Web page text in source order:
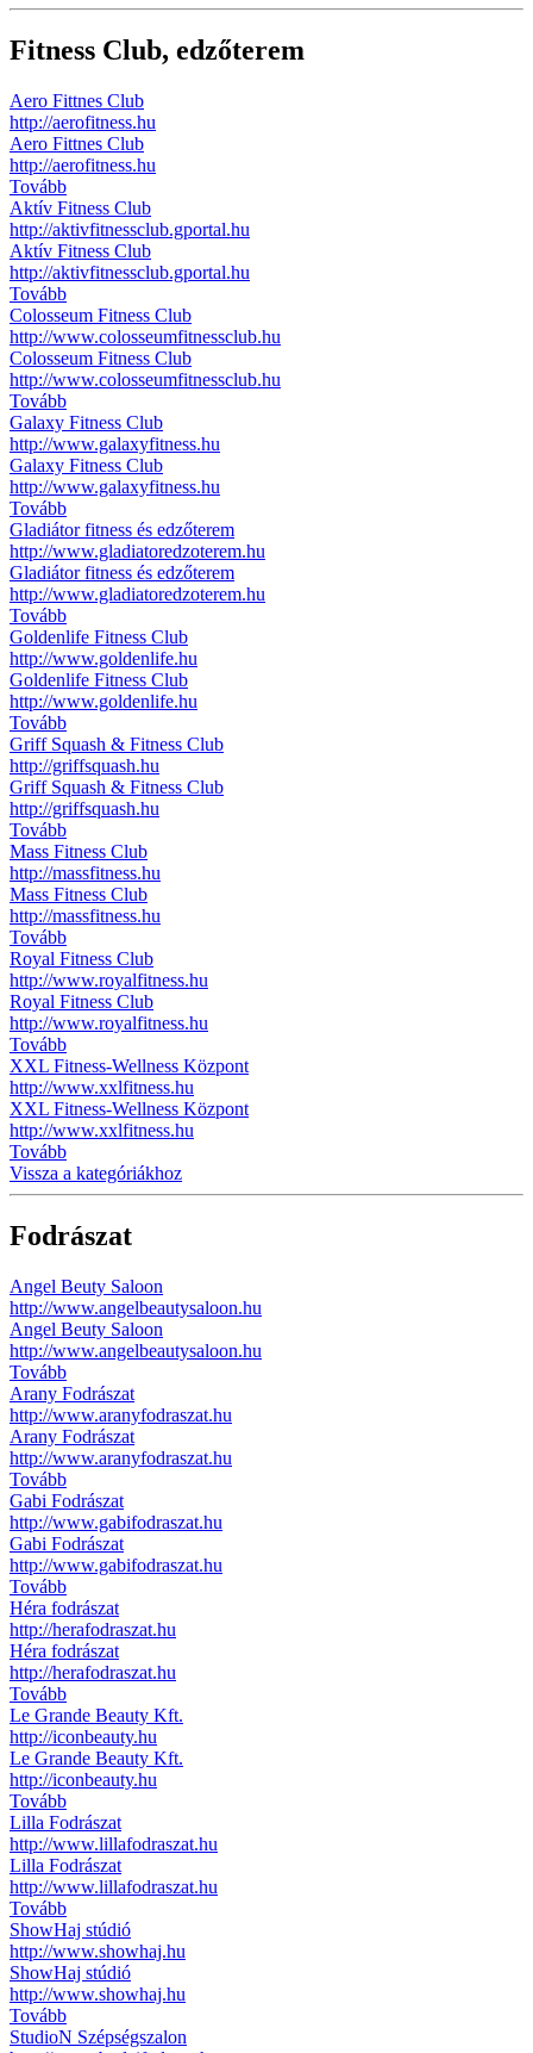
Fitness Club, edzőterem
Aero Fittnes Club
http://aerofitness.hu
Aero Fittnes Club
http://aerofitness.hu
Tovább
Aktív Fitness Club
http://aktivfitnessclub.gportal.hu
Aktív Fitness Club
http://aktivfitnessclub.gportal.hu
Tovább
Colosseum Fitness Club
http://www.colosseumfitnessclub.hu
Colosseum Fitness Club
http://www.colosseumfitnessclub.hu
Tovább
Galaxy Fitness Club
http://www.galaxyfitness.hu
Galaxy Fitness Club
http://www.galaxyfitness.hu
Tovább
Gladiátor fitness és edzőterem
http://www.gladiatoredzoterem.hu
Gladiátor fitness és edzőterem
http://www.gladiatoredzoterem.hu
Tovább
Goldenlife Fitness Club
http://www.goldenlife.hu
Goldenlife Fitness Club
http://www.goldenlife.hu
Tovább
Griff Squash & Fitness Club
http://griffsquash.hu
Griff Squash & Fitness Club
http://griffsquash.hu
Tovább
Mass Fitness Club
http://massfitness.hu
Mass Fitness Club
http://massfitness.hu
Tovább
Royal Fitness Club
http://www.royalfitness.hu
Royal Fitness Club
http://www.royalfitness.hu
Tovább
XXL Fitness-Wellness Központ
http://www.xxlfitness.hu
XXL Fitness-Wellness Központ
http://www.xxlfitness.hu
Tovább
Vissza a kategóriákhoz
Fodrászat
Angel Beuty Saloon
http://www.angelbeautysaloon.hu
Angel Beuty Saloon
http://www.angelbeautysaloon.hu
Tovább
Arany Fodrászat
http://www.aranyfodraszat.hu
Arany Fodrászat
http://www.aranyfodraszat.hu
Tovább
Gabi Fodrászat
http://www.gabifodraszat.hu
Gabi Fodrászat
http://www.gabifodraszat.hu
Tovább
Héra fodrászat
http://herafodraszat.hu
Héra fodrászat
http://herafodraszat.hu
Tovább
Le Grande Beauty Kft.
http://iconbeauty.hu
Le Grande Beauty Kft.
http://iconbeauty.hu
Tovább
Lilla Fodrászat
http://www.lillafodraszat.hu
Lilla Fodrászat
http://www.lillafodraszat.hu
Tovább
ShowHaj stúdió
http://www.showhaj.hu
ShowHaj stúdió
http://www.showhaj.hu
Tovább
StudioN Szépségszalon